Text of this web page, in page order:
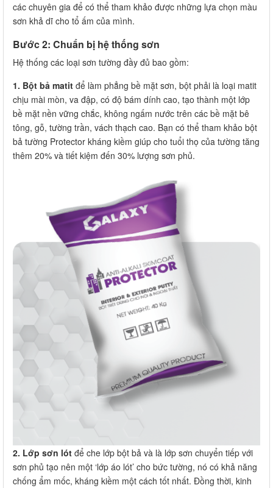
các chuyên gia để có thể tham khảo được những lựa chọn màu
sơn khả dĩ cho tổ ấm của mình.
Bước 2: Chuẩn bị hệ thống sơn
Hệ thống các loại sơn tường đầy đủ bao gồm:
1. Bột bả matit để làm phẳng bề mặt sơn, bột phải là loại matit
chịu mài mòn, va đập, có độ bám dính cao, tạo thành một lớp
bề mặt nền vững chắc, không ngấm nước trên các bề mặt bê
tông, gỗ, tường trần, vách thạch cao. Bạn có thể tham khảo bột
bả tường Protector kháng kiềm giúp cho tuổi thọ của tường tăng
thêm 20% và tiết kiệm đến 30% lượng sơn phủ.
2. Lớp sơn lót để che lớp bột bả và là lớp sơn chuyển tiếp với
sơn phủ tạo nên một ‘lớp áo lót’ cho bức tường, nó có khả năng
chống ẩm mốc, kháng kiềm một cách tốt nhất. Đồng thời, kinh